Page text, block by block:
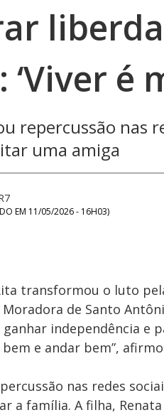
é
repercussão nas
uma amiga
EM 11/05/2026 - 16H03)
transformou o luto
de Santo
independência e
e andar bem”,
nas redes
a família. A filha,